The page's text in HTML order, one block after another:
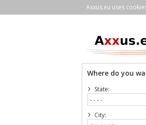
Axxus.eu uses
Where do you
State:
City: